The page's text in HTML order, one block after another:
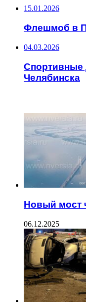
15.01.2026
Флешмоб в
04.03.2026
Спортивные
Челябинска
Новый мост
06.12.2025